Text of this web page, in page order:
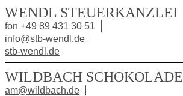
WENDL STEUERKANZLEI
fon +49 89 431 30 51
info@stb-wendl.de
stb-wendl.de
WILDBACH SCHOKOLADE
am@wildbach.de